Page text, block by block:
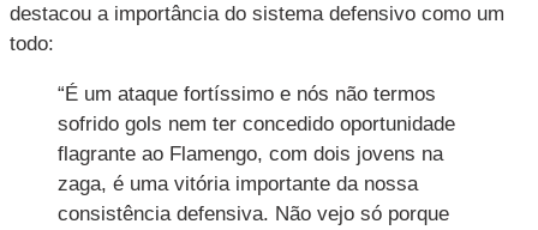
destacou a importância do sistema defensivo como um
todo:
“É um ataque fortíssimo e nós não termos
sofrido gols nem ter concedido oportunidade
flagrante ao Flamengo, com dois jovens na
zaga, é uma vitória importante da nossa
consistência defensiva. Não vejo só porque